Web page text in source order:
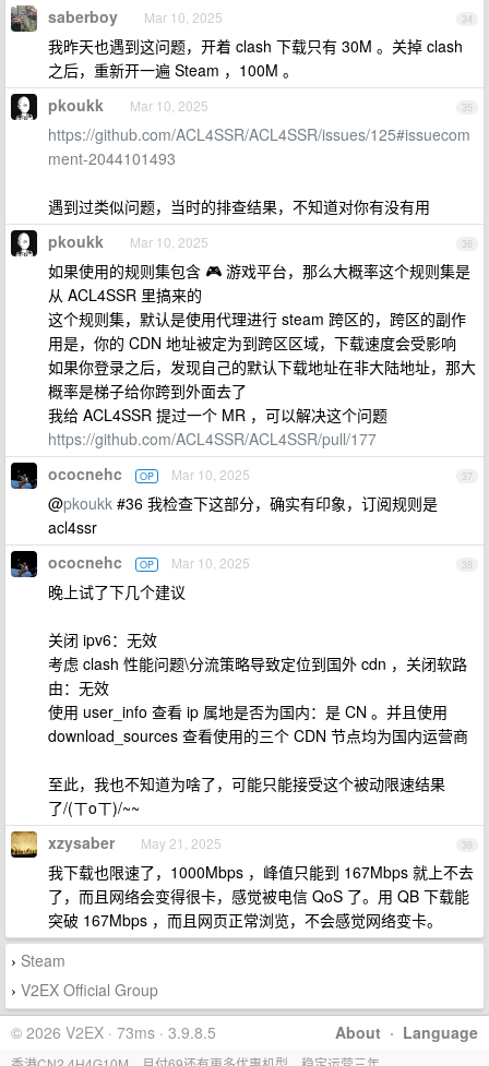
34
saberboy Mar 10, 2025
我昨天也遇到这问题，开着 clash 下载只有 30M 。关掉 clash
之后，重新开一遍 Steam ，100M 。
35
pkoukk Mar 10, 2025
https://github.com/ACL4SSR/ACL4SSR/issues/125#issuecom
ment-2044101493
遇到过类似问题，当时的排查结果，不知道对你有没有用
36
pkoukk Mar 10, 2025
如果使用的规则集包含 🎮 游戏平台，那么大概率这个规则集是
从 ACL4SSR 里搞来的
这个规则集，默认是使用代理进行 steam 跨区的，跨区的副作
用是，你的 CDN 地址被定为到跨区区域，下载速度会受影响
如果你登录之后，发现自己的默认下载地址在非大陆地址，那大
概率是梯子给你跨到外面去了
我给 ACL4SSR 提过一个 MR ，可以解决这个问题
https://github.com/ACL4SSR/ACL4SSR/pull/177
37
ococnehc OP Mar 10, 2025
@pkoukk #36 我检查下这部分，确实有印象，订阅规则是
acl4ssr
38
ococnehc OP Mar 10, 2025
晚上试了下几个建议
关闭 ipv6：无效
考虑 clash 性能问题\分流策略导致定位到国外 cdn ，关闭软路
由：无效
使用 user_info 查看 ip 属地是否为国内：是 CN 。并且使用
download_sources 查看使用的三个 CDN 节点均为国内运营商
至此，我也不知道为啥了，可能只能接受这个被动限速结果
了/(ㄒoㄒ)/~~
39
xzysaber May 21, 2025
我下载也限速了，1000Mbps ，峰值只能到 167Mbps 就上不去
了，而且网络会变得很卡，感觉被电信 QoS 了。用 QB 下载能
突破 167Mbps ，而且网页正常浏览，不会感觉网络变卡。
› Steam
› V2EX Official Group
About · Language
© 2026 V2EX · 73ms · 3.9.8.5